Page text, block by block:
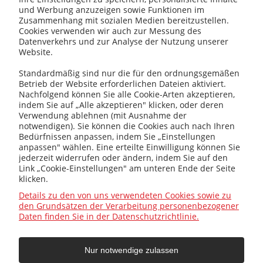
kotly@kotly.com.pl
+48 32 419 01 20
+48 32 415 31 65
Allgemein
Hilfe
und Werbung anzuzeigen sowie Funktionen im
Zusammenhang mit sozialen Medien bereitzustellen.
Cookies verwenden wir auch zur Messung des
Datenverkehrs und zur Analyse der Nutzung unserer
Website.
Standardmäßig sind nur die für den ordnungsgemäßen
Betrieb der Website erforderlichen Dateien aktiviert.
Nachfolgend können Sie alle Cookie-Arten akzeptieren,
indem Sie auf „Alle akzeptieren" klicken, oder deren
Verwendung ablehnen (mit Ausnahme der
notwendigen). Sie können die Cookies auch nach Ihren
Bedürfnissen anpassen, indem Sie „Einstellungen
anpassen" wählen. Eine erteilte Einwilligung können Sie
jederzeit widerrufen oder ändern, indem Sie auf den
Link „Cookie-Einstellungen" am unteren Ende der Seite
klicken.
Details zu den von uns verwendeten Cookies sowie zu
den Grundsätzen der Verarbeitung personenbezogener
Daten finden Sie in der Datenschutzrichtlinie.
Nur notwendige zulassen